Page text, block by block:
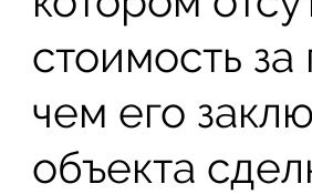
стоимость
чем его
объекта